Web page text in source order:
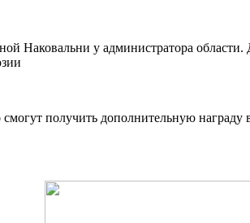
Наковальни у администратора
получить дополнительную